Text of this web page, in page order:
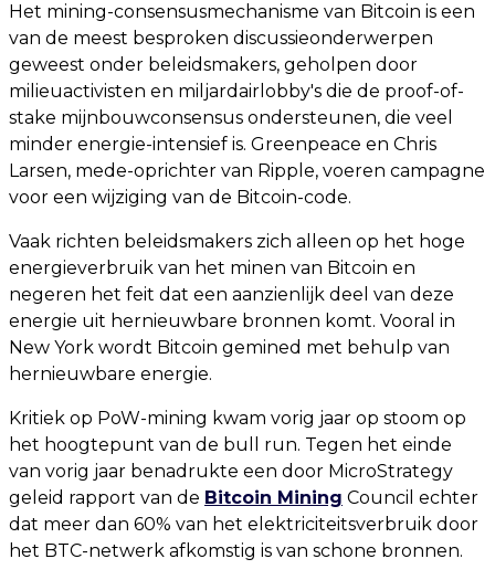
Het mining-consensusmechanisme van Bitcoin is een
van de meest besproken discussieonderwerpen
geweest onder beleidsmakers, geholpen door
milieuactivisten en miljardairlobby's die de proof-of-
stake mijnbouwconsensus ondersteunen, die veel
minder energie-intensief is. Greenpeace en Chris
Larsen, mede-oprichter van Ripple, voeren campagne
voor een wijziging van de Bitcoin-code.
Vaak richten beleidsmakers zich alleen op het hoge
energieverbruik van het minen van Bitcoin en
negeren het feit dat een aanzienlijk deel van deze
energie uit hernieuwbare bronnen komt. Vooral in
New York wordt Bitcoin gemined met behulp van
hernieuwbare energie.
Kritiek op PoW-mining kwam vorig jaar op stoom op
het hoogtepunt van de bull run. Tegen het einde
van vorig jaar benadrukte een door MicroStrategy
geleid rapport van de Bitcoin Mining Council echter
dat meer dan 60% van het elektriciteitsverbruik door
het BTC-netwerk afkomstig is van schone bronnen.